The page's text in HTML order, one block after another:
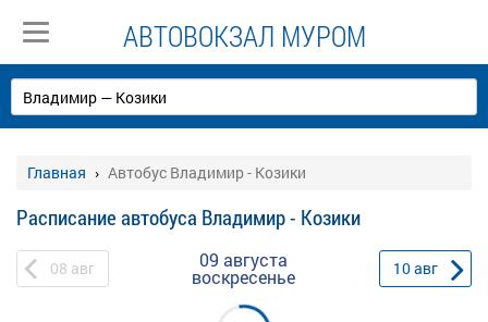
АВТОВОКЗАЛ МУРОМ
Главная Автобус Владимир - Козики
Расписание автобуса Владимир - Козики
08 авг 09 августа
воскресенье 10авг